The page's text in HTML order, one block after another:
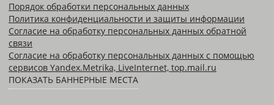
Порядок обработки персональных данных
Политика конфиденциальности и защиты информации
Согласие на обработку персональных данных обратной
связи
Согласие на обработку персональных данных с помощью
сервисов Yandex.Metrika, LiveInternet, top.mail.ru
ПОКАЗАТЬ БАННЕРНЫЕ МЕСТА